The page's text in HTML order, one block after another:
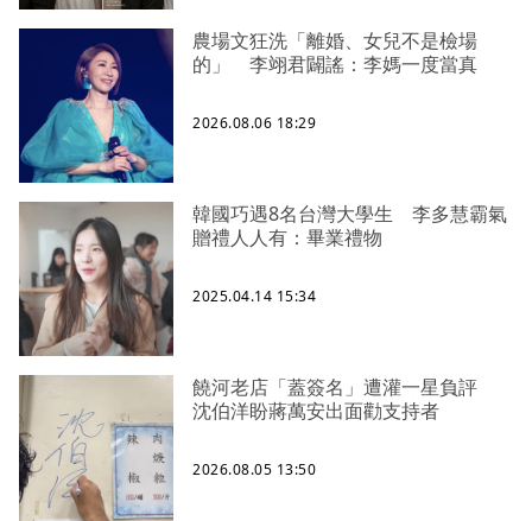
農場文狂洗「離婚、女兒不是檢場
的」 李翊君闢謠：李媽一度當真
2026.08.06 18:29
韓國巧遇8名台灣大學生 李多慧霸氣
贈禮人人有：畢業禮物
2025.04.14 15:34
饒河老店「蓋簽名」遭灌一星負評
沈伯洋盼蔣萬安出面勸支持者
2026.08.05 13:50